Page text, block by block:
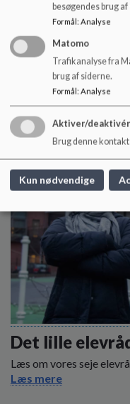
HM Dronning
Haver til Maver
Se flere billeder af HM
hos vores 5. årgang i
Læs mere
Det lille
Læs om vores seje
Læs mere
besøgendes brug
Formål: Analyse
Matomo
Trafikanalyse fra
brug af siderne.
Formål: Analyse
Aktiver/
Brug denne
Kun nødvendige